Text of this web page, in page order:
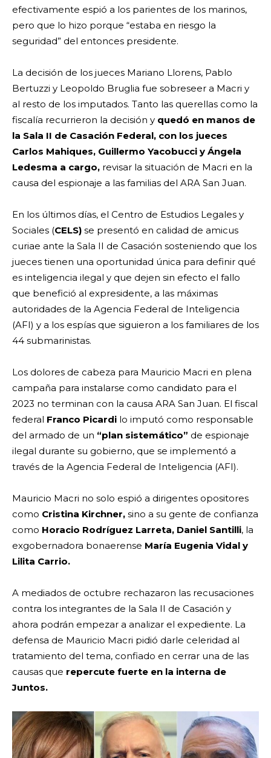
efectivamente espió a los parientes de los marinos,
pero que lo hizo porque “estaba en riesgo la
seguridad” del entonces presidente.
La decisión de los jueces Mariano Llorens, Pablo
Bertuzzi y Leopoldo Bruglia fue sobreseer a Macri y
al resto de los imputados. Tanto las querellas como la
fiscalía recurrieron la decisión y quedó en manos de
la Sala II de Casación Federal, con los jueces
Carlos Mahiques, Guillermo Yacobucci y Ángela
Ledesma a cargo, revisar la situación de Macri en la
causa del espionaje a las familias del ARA San Juan.
En los últimos días, el Centro de Estudios Legales y
Sociales (CELS) se presentó en calidad de amicus
curiae ante la Sala II de Casación sosteniendo que los
jueces tienen una oportunidad única para definir qué
es inteligencia ilegal y que dejen sin efecto el fallo
que benefició al expresidente, a las máximas
autoridades de la Agencia Federal de Inteligencia
(AFI) y a los espías que siguieron a los familiares de los
44 submarinistas.
Los dolores de cabeza para Mauricio Macri en plena
campaña para instalarse como candidato para el
2023 no terminan con la causa ARA San Juan. El fiscal
federal Franco Picardi lo imputó como responsable
del armado de un “plan sistemático” de espionaje
ilegal durante su gobierno, que se implementó a
través de la Agencia Federal de Inteligencia (AFI).
Mauricio Macri no solo espió a dirigentes opositores
como Cristina Kirchner, sino a su gente de confianza
como Horacio Rodríguez Larreta, Daniel Santilli, la
exgobernadora bonaerense María Eugenia Vidal y
Lilita Carrio.
A mediados de octubre rechazaron las recusaciones
contra los integrantes de la Sala II de Casación y
ahora podrán empezar a analizar el expediente. La
defensa de Mauricio Macri pidió darle celeridad al
tratamiento del tema, confiado en cerrar una de las
causas que repercute fuerte en la interna de
Juntos.